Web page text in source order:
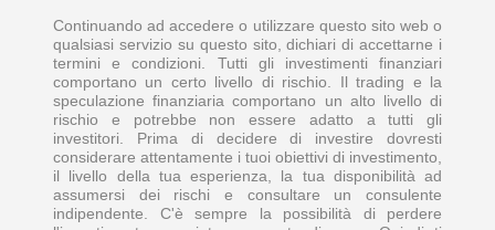
Continuando ad accedere o utilizzare questo sito web o
qualsiasi servizio su questo sito, dichiari di accettarne i
termini e condizioni. Tutti gli investimenti finanziari
comportano un certo livello di rischio. Il trading e la
speculazione finanziaria comportano un alto livello di
rischio e potrebbe non essere adatto a tutti gli
investitori. Prima di decidere di investire dovresti
considerare attentamente i tuoi obiettivi di investimento,
il livello della tua esperienza, la tua disponibilità ad
assumersi dei rischi e consultare un consulente
indipendente. C'è sempre la possibilità di perdere